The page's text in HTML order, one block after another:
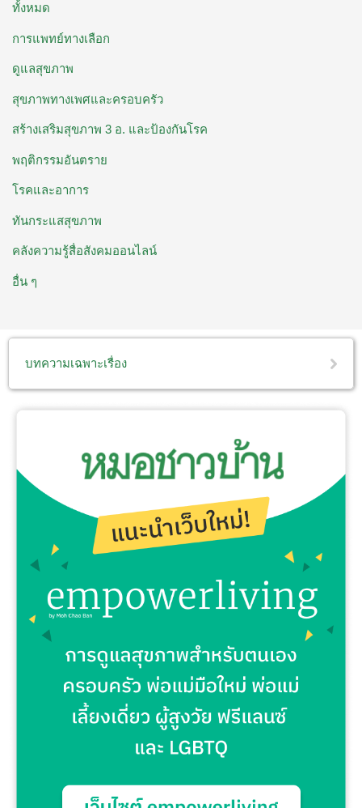
ทั้งหมด
การแพทย์ทางเลือก
ดูแลสุขภาพ
สุขภาพทางเพศและครอบครัว
สร้างเสริมสุขภาพ 3 อ. ​และป้องกันโรค
พฤติกรรมอันตราย
โรคและอาการ
ทันกระแสสุขภาพ
คลังความรู้สื่อสังคมออนไลน์
อื่น ๆ
บทความเฉพาะเรื่อง